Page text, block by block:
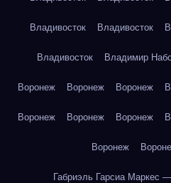
Владивосток Владивосток
Владивосток Владимир
Воронеж Воронеж Воронеж
Воронеж Воронеж Воронеж
Воронеж
Габриэль Гарсиа Маркес